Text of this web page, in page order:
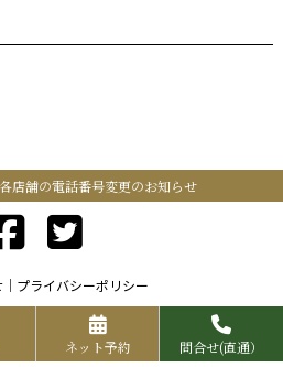
店舗の電話番号変更のお知らせ
プライバシーポリシー
SERVICE All Rights Reserved.
ネット予約 問合せ(直通）